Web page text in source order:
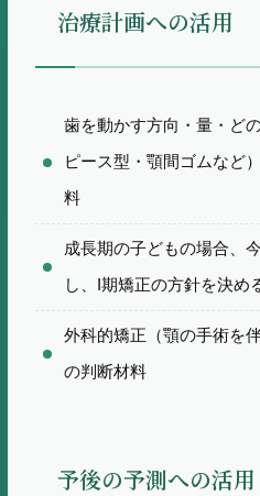
治療計画への活用
歯を動かす方向・量・ど
ピース型・顎間ゴムなど
料
成長期の子どもの場合、
し、I期矯正の方針を決め
外科的矯正（顎の手術を
の判断材料
予後の予測への活用